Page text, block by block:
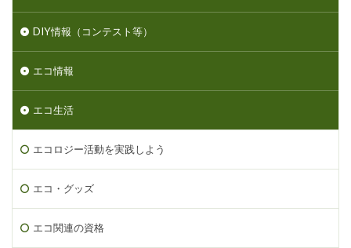
DIY情報（コンテスト等）
エコ情報
エコ生活
エコロジー活動を実践しよう
エコ・グッズ
エコ関連の資格